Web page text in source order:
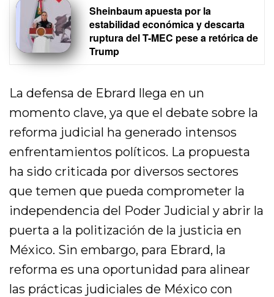
Sheinbaum apuesta por la
estabilidad económica y descarta
ruptura del T-MEC pese a retórica de
Trump
La defensa de Ebrard llega en un
momento clave, ya que el debate sobre la
reforma judicial ha generado intensos
enfrentamientos políticos. La propuesta
ha sido criticada por diversos sectores
que temen que pueda comprometer la
independencia del Poder Judicial y abrir la
puerta a la politización de la justicia en
México. Sin embargo, para Ebrard, la
reforma es una oportunidad para alinear
las prácticas judiciales de México con